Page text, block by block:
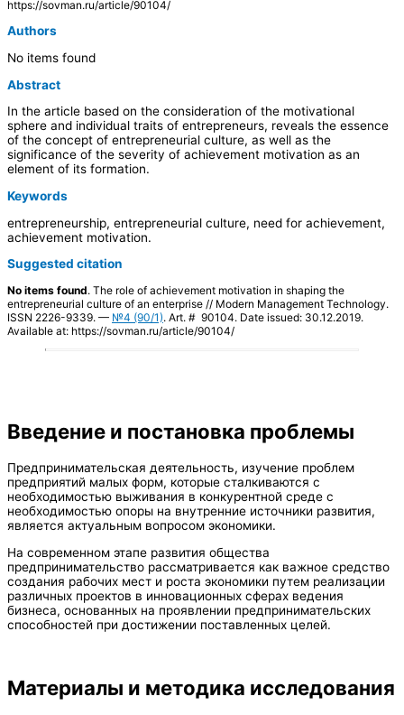
https://sovman.ru/article/90104/
Authors
No items found
Abstract
In the article based on the consideration of the motivational
sphere and individual traits of entrepreneurs, reveals the essence
of the concept of entrepreneurial culture, as well as the
significance of the severity of achievement motivation as an
element of its formation.
Keywords
entrepreneurship, entrepreneurial culture, need for achievement,
achievement motivation.
Suggested citation
No items found. The role of achievement motivation in shaping the
entrepreneurial culture of an enterprise // Modern Management Technology.
ISSN 2226-9339. — №4 (90/1). Art. # 90104. Date issued: 30.12.2019.
Available at: https://sovman.ru/article/90104/
Введение и постановка проблемы
Предпринимательская деятельность, изучение проблем
предприятий малых форм, которые сталкиваются с
необходимостью выживания в конкурентной среде с
необходимостью опоры на внутренние источники развития,
является актуальным вопросом экономики.
На современном этапе развития общества
предпринимательство рассматривается как важное средство
создания рабочих мест и роста экономики путем реализации
различных проектов в инновационных сферах ведения
бизнеса, основанных на проявлении предпринимательских
способностей при достижении поставленных целей.
Материалы и методика исследования